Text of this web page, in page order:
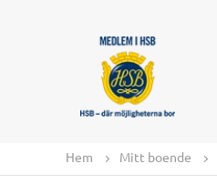
Hem Mitt boende